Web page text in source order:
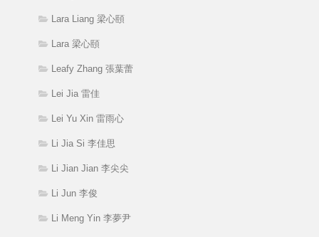
Lara Liang 梁心頤
Lara 梁心頤
Leafy Zhang 張葉蕾
Lei Jia 雷佳
Lei Yu Xin 雷雨心
Li Jia Si 李佳思
Li Jian Jian 李尖尖
Li Jun 李俊
Li Meng Yin 李夢尹